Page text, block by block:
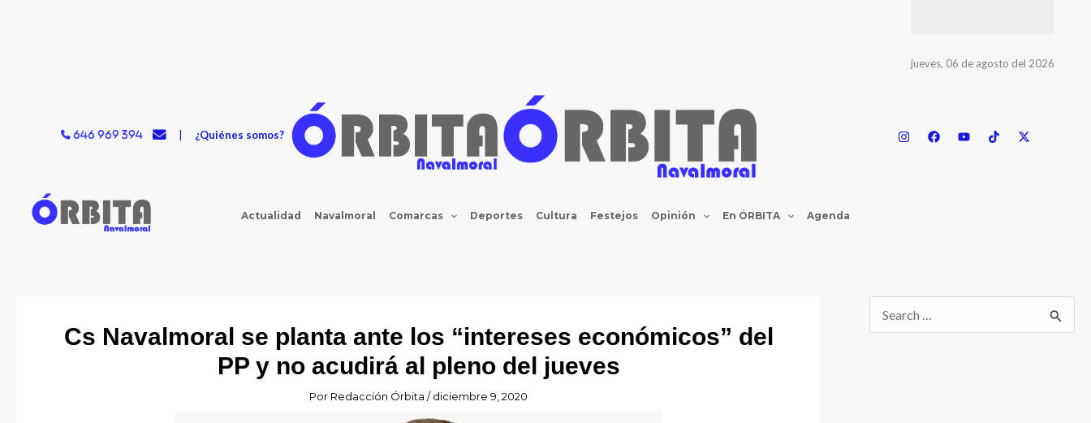
jueves, 06 de agosto del 2026
646 969 394 ¿Quiénes somos?
Actualidad Navalmoral Comarcas Deportes Cultura Festejos Opinión En ÓRBITA Agenda
Cs Navalmoral se planta ante los “intereses económicos” del
PP y no acudirá al pleno del jueves
Por Redacción Órbita/diciembre 9, 2020